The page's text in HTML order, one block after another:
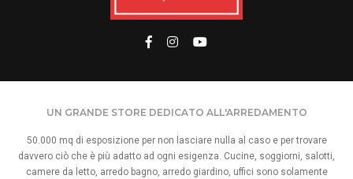
UN GRANDE STORE DEDICATO ALL'ARREDAMENTO
50.000 mq di esposizione per non lasciare nulla al caso e per trovare
davvero ciò che è più adatto ad ogni esigenza. Cucine, soggiorni, salotti,
camere da letto, arredo bagno, arredo giardino, uffici sono solamente